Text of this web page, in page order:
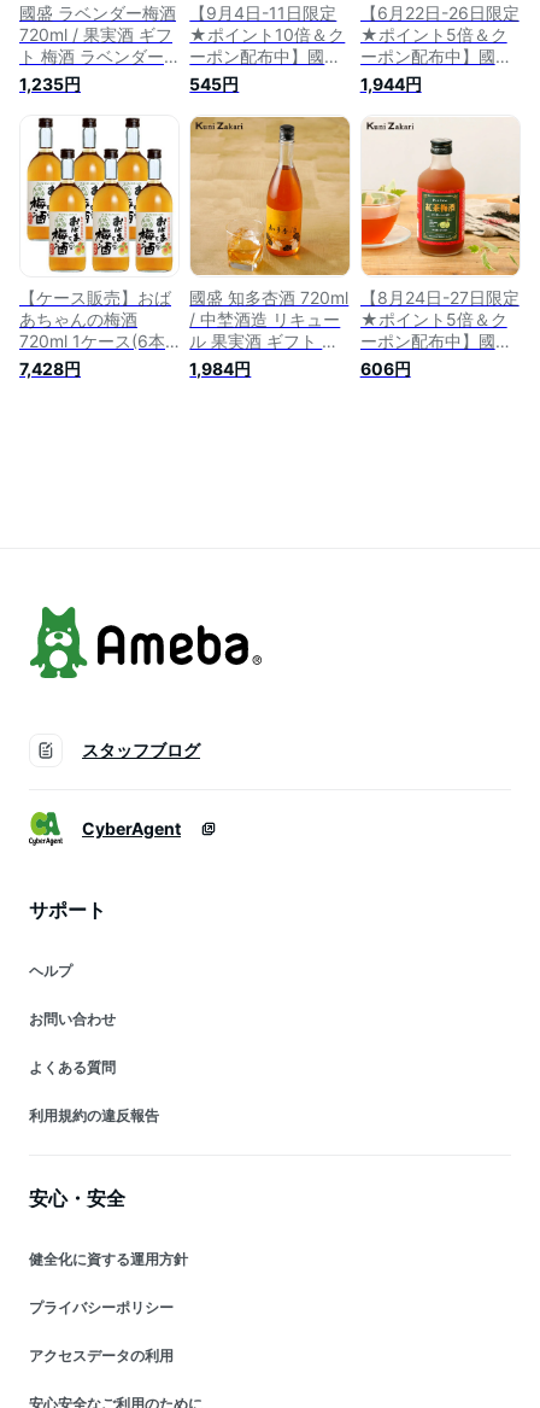
國盛 ラベンダー梅酒
720ml / 果実酒 ギフ
ト 梅酒 ラベンダー
中埜酒造 リキュール
果実酒 カクテル フ
ルーツ プレゼント
かわいい 女子会 低
アルコール 飲みやす
い 甘口 母の日 父の
日 お中元 御歳暮 お
歳暮 紫 お酒 お花
1,235円
【9月4日-11日限定
★ポイント10倍＆ク
ーポン配布中】國盛
おばあちゃんの梅酒
300ml / 梅酒 本格梅
酒 中埜酒造 リキュ
ール プレゼント 女
子会 飲みやすい 甘
口 母の日 父の日 お
中元 敬老の日 御歳
暮 お歳暮 御年賀
545円
【6月22日-26日限定
★ポイント5倍＆ク
ーポン配布中】國盛
知多梅酒 720ml / 梅
酒 国産梅100% 中埜
酒造 國盛FARM リキ
ュール 果実酒 カク
テル 女子会 甘口 母
の日 父の日 お中元
敬老の日 御歳暮 お
歳暮 御年賀 祝酒
1,944円
【ケース販売】おば
あちゃんの梅酒
720ml 1ケース(6本
セット) 果実酒 國盛
中埜酒造 リキュール
7,428円
國盛 知多杏酒 720ml
/ 中埜酒造 リキュー
ル 果実酒 ギフト カ
クテル あんず 杏 プ
レゼント かわいい
1,984円
【8月24日-27日限定
★ポイント5倍＆ク
ーポン配布中】國盛
紅茶梅酒 300ml / 果
実酒 ギフト 梅酒 紅
606円
スタッフブログ
CyberAgent
サポート
ヘルプ
お問い合わせ
よくある質問
利用規約の違反報告
安心・安全
健全化に資する運用方針
プライバシーポリシー
アクセスデータの利用
安心安全なご利用のために